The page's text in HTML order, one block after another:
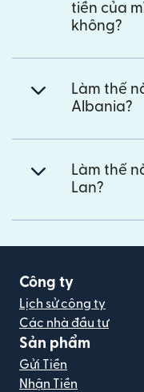
tiền của
không?
Làm thế
Albania?
Làm thế
Lan?
Công ty
Lịch sử công ty
Các nhà đầu tư
Sản phẩm
Gửi Tiền
Nhận Tiền